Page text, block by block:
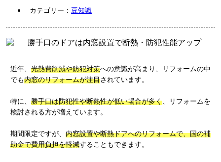
カテゴリー： 豆知識
近年、 光熱費削減や防犯対策への意識が高まり、リフォームの中
でも内窓のリフォームが注目されています。
特に、 勝手口は防犯性や断熱性が低い場合が多く、リフォームを
検討される方が増えています。
期間限定ですが、 内窓設置や断熱ドアへのリフォームで、国の補
助金で費用負担を軽減することもできます。